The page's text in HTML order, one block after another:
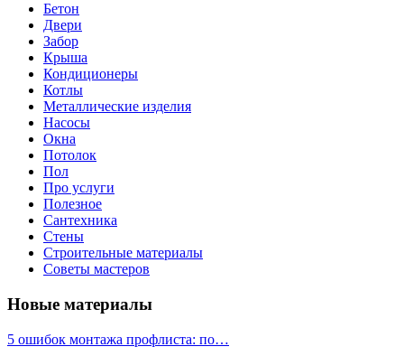
Бетон
Двери
Забор
Крыша
Кондиционеры
Котлы
Металлические изделия
Насосы
Окна
Потолок
Пол
Про услуги
Полезное
Сантехника
Стены
Строительные материалы
Советы мастеров
Новые материалы
5 ошибок монтажа профлиста: по…